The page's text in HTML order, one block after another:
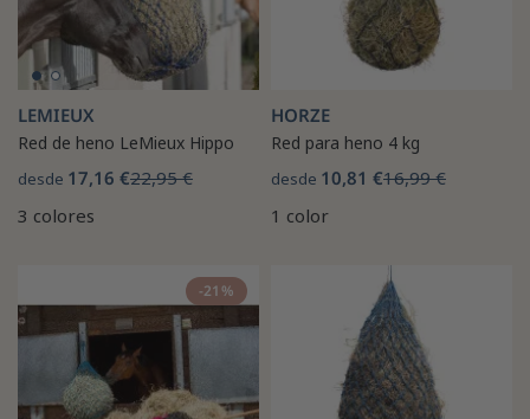
LEMIEUX
Red de heno LeMieux Hippo
desde 17,16 €22,95 €
3 colores
HORZE
Red para heno 4 kg
desde 10,81 €16,99 €
1 color
-21%